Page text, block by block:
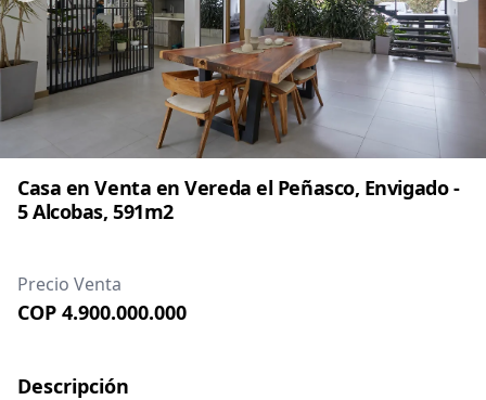
Casa en Venta en Vereda el Peñasco, Envigado -
5 Alcobas, 591m2
Precio Venta
COP 4.900.000.000
Descripción